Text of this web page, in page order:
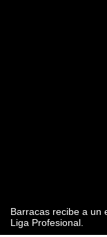
Barracas recibe a un
Liga Profesional.